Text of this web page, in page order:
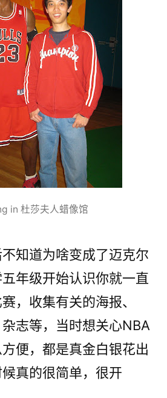
in 杜莎夫人蜡像馆
知道为啥变成了迈克尔
年级开始认识你就一直
，收集有关的海报、
志等，当时想关心NBA
便，都是真金白银花出
真的很简单，很开